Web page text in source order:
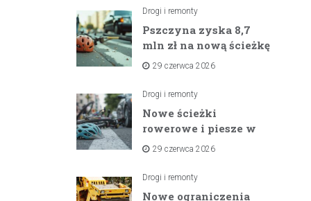
horyzoncie
Drogi i remonty
Pszczyna zyska 8,7
mln zł na nową ścieżkę
rowerową między
29 czerwca 2026
Drogi i remonty
Nowe ścieżki
rowerowe i piesze w
gminach Suszec i
unijnemu wsparciu
29 czerwca 2026
Drogi i remonty
Nowe ograniczenia